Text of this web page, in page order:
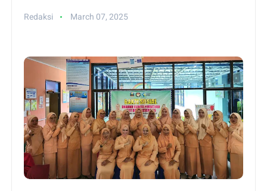
Redaksi March 07, 2025